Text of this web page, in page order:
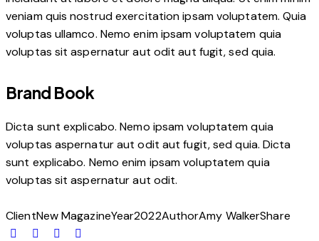
veniam quis nostrud exercitation ipsam voluptatem. Quia
voluptas ullamco. Nemo enim ipsam voluptatem quia
voluptas sit aspernatur aut odit aut fugit, sed quia.
Brand Book
Dicta sunt explicabo. Nemo ipsam voluptatem quia
voluptas aspernatur aut odit aut fugit, sed quia. Dicta
sunt explicabo. Nemo enim ipsam voluptatem quia
voluptas sit aspernatur aut odit.
ClientNew MagazineYear2022AuthorAmy WalkerShare